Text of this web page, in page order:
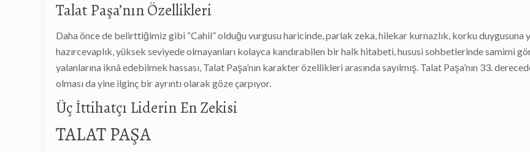
Talat Paşa’nın Özellikleri
Daha önce de belirttiğimiz gibi “Cahil” olduğu vurgusu haricinde, parlak zeka, hilekar kurnazlık, korku duygusuna
hazırcevaplık, yüksek seviyede olmayanları kolayca kandırabilen bir halk hitabeti, hususi sohbetlerinde samimi
yalanlarına iknâ edebilmek hassası, Talat Paşa’nın karakter özellikleri arasında sayılmış. Talat Paşa’nın 33.
olması da yine ilginç bir ayrıntı olarak göze çarpıyor.
Üç İttihatçı Liderin En Zekisi
TALAT PAŞA